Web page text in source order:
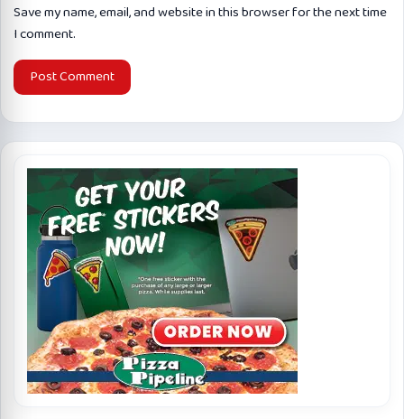
Save my name, email, and website in this browser for the next time
I comment.